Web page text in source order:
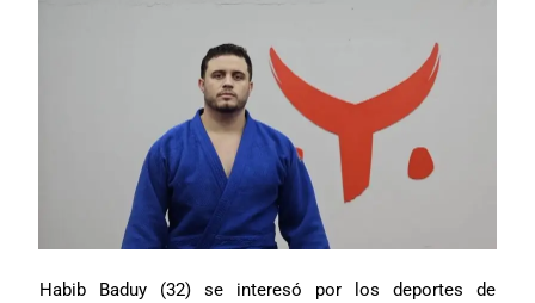
Habib Baduy (32) se interesó por los deportes de